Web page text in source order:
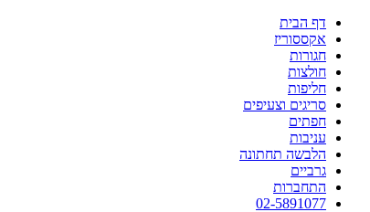
דף הבית
אקססוריז
חגורות
חולצות
חליפות
סריגים וצעיפים
חפתים
עניבות
הלבשה תחתונה
גרביים
התחברות
02-5891077